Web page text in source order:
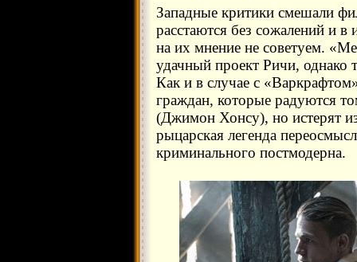
Западные критики смешали
расстаются без сожалений и
на их мнение не советуем.
удачный проект Ричи, однако
Как и в случае с
граждан, которые радуются
(Джимон Хонсу), но истерят
рыцарская легенда
криминального постмодерна.